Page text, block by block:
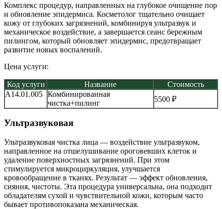
Комплекс процедур, направленных на глубокое очищение пор
и обновление эпидермиса. Косметолог тщательно очищает
кожу от глубоких загрязнений, комбинируя ультразвук и
механическое воздействие, а завершается сеанс бережным
пилингом, который обновляет эпидермис, предотвращает
развитие новых воспалений.
Цена услуги:
Код услуги Название
Стоимость
A14.01.005 Комбинированная
чистка+пилинг
5500 ₽
Ультразвуковая
Ультразвуковая чистка лица — воздействие ультразвуком,
направленное на отшелушивание ороговевших клеток и
удаление поверхностных загрязнений. При этом
стимулируется микроциркуляция, улучшается
кровообращение в тканях. Результат — эффект обновления,
сияния, чистоты. Эта процедура универсальна, она подходит
обладателям сухой и чувствительной кожи, которым часто
бывает противопоказана механическая.